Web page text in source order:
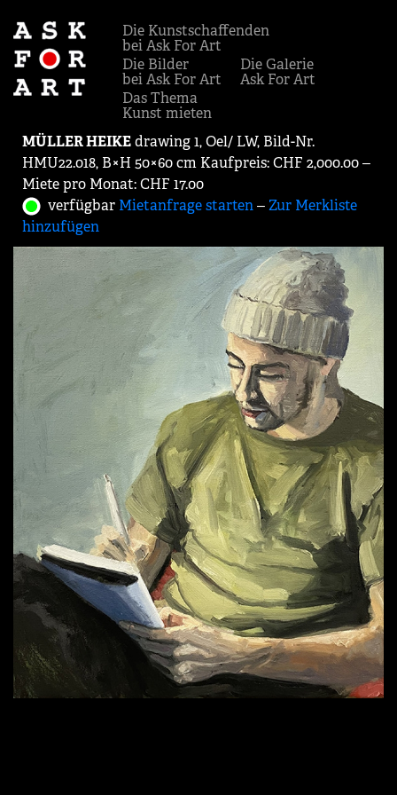
Die Kunstschaffenden
bei Ask For Art
Die Bilder
bei Ask For Art
Die Galerie
Ask For Art
Das Thema
Kunst mieten
MÜLLER HEIKEdrawing 1, Oel/ LW, Bild-Nr.
HMU22.018, B×H 50×60 cm Kaufpreis: CHF 2,000.00 ‒
Miete pro Monat: CHF 17.00
verfügbar Mietanfrage starten‒Zur Merkliste
hinzufügen